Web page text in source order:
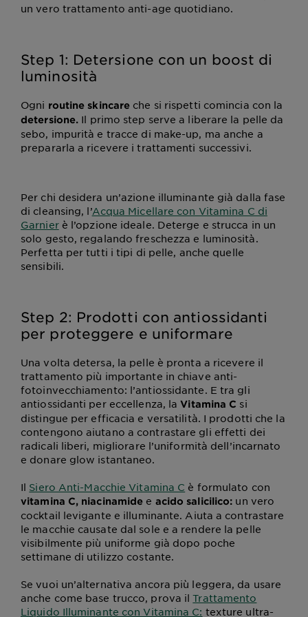
un vero trattamento anti-age quotidiano.
Step 1: Detersione con un boost di
luminosità
Ogni routine skincare che si rispetti comincia con la
detersione. Il primo step serve a liberare la pelle da
sebo, impurità e tracce di make-up, ma anche a
prepararla a ricevere i trattamenti successivi.
Per chi desidera un’azione illuminante già dalla fase
di cleansing, l’Acqua Micellare con Vitamina C di
Garnierè l’opzione ideale. Deterge e strucca in un
solo gesto, regalando freschezza e luminosità.
Perfetta per tutti i tipi di pelle, anche quelle
sensibili.
Step 2: Prodotti con antiossidanti
per proteggere e uniformare
Una volta detersa, la pelle è pronta a ricevere il
trattamento più importante in chiave anti-
fotoinvecchiamento: l’antiossidante. E tra gli
antiossidanti per eccellenza, laVitamina C si
distingue per efficacia e versatilità. I prodotti che la
contengono aiutano a contrastare gli effetti dei
radicali liberi, migliorare l’uniformità dell’incarnato
e donare glow istantaneo.
Il Siero Anti-Macchie Vitamina C è formulato con
vitamina C, niacinamide e acido salicilico: un vero
cocktail levigante e illuminante. Aiuta a contrastare
le macchie causate dal sole e a rendere la pelle
visibilmente più uniforme già dopo poche
settimane di utilizzo costante.
Se vuoi un’alternativa ancora più leggera, da usare
anche come base trucco, prova ilTrattamento
Liquido Illuminante con Vitamina C: texture ultra-